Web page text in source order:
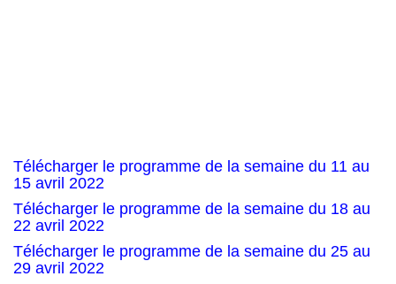
Télécharger le programme de la semaine du 11 au
15 avril 2022
Télécharger le programme de la semaine du 18 au
22 avril 2022
Télécharger le programme de la semaine du 25 au
29 avril 2022